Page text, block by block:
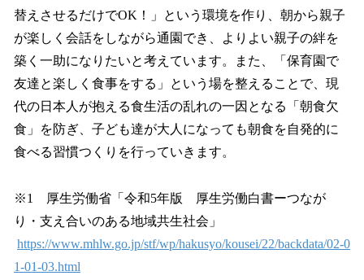
替えさせるだけでOK！」という環境を作り、朝から親子
が楽しく会話をしながら通園でき、よりよい親子の絆を
築く一助になりたいと考えています。また、「保育園で
友達と楽しく食事をする」という場を整えることで、現
代の日本人が抱える食生活の乱れの一因となる「朝食欠
食」を防ぎ、子ども達が大人になっても朝食を自発的に
食べる習慣つくりを行っていきます。
※1 厚生労働省「令和5年版 厚生労働白書ーつなが
り・支え合いのある地域共生社会」
https://www.mhlw.go.jp/stf/wp/hakusyo/kousei/22/backdata/02-0
1-01-03.html